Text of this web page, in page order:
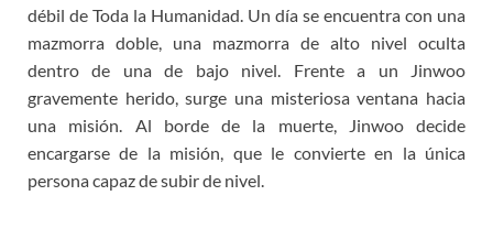
débil de Toda la Humanidad. Un día se encuentra con una
mazmorra doble, una mazmorra de alto nivel oculta
dentro de una de bajo nivel. Frente a un Jinwoo
gravemente herido, surge una misteriosa ventana hacia
una misión. Al borde de la muerte, Jinwoo decide
encargarse de la misión, que le convierte en la única
persona capaz de subir de nivel.